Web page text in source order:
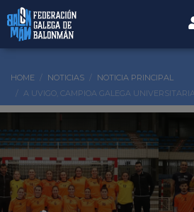
HOME NOTICIAS
NOTICIA PRINCIPAL
A UVIGO, CAMPIOA GALEGA